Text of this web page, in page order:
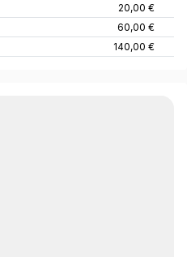
20,00 €
60,00 €
140,00 €